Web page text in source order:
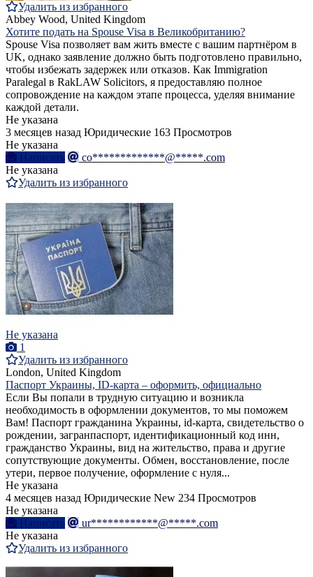
Удалить из избранного
Abbey Wood, United Kingdom
Хотите подать на Spouse Visa в Великобританию?
Spouse Visa позволяет вам жить вместе с вашим партнёром в
UK, однако заявление должно быть подготовлено правильно,
чтобы избежать задержек или отказов. Как Immigration
Paralegal в RakLAW Solicitors, я предоставляю полное
сопровождение на каждом этапе процесса, уделяя внимание
каждой детали.
Не указана
3 месяцев назад Юридические 163 Просмотров
Не указана
Написать
co*************@*****.com
Не указана
Удалить из избранного
Не указана
1
Удалить из избранного
London, United Kingdom
Паспорт Украины, ID-карта – оформить, официально
Если Вы попали в трудную ситуацию и возникла
необходимость в оформлении документов, то мы поможем
Вам! Паспорт гражданина Украины, id-карта, свидетельство о
рождении, загранпаспорт, идентификационный код инн,
гражданство Украины, вид на жительство, права и другие
сопутствующие документы. Обмен, восстановление, после
утери, первое получение, оформление с нуля...
Не указана
4 месяцев назад Юридические New 234 Просмотров
Не указана
Написать
ur************@*****.com
Не указана
Удалить из избранного